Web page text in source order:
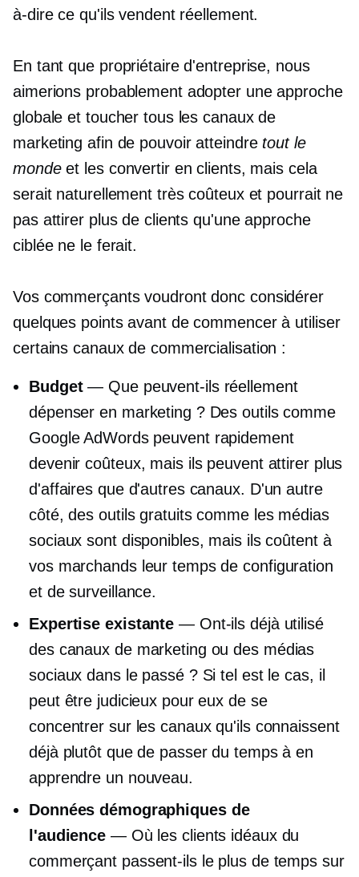
à-dire ce qu'ils vendent réellement.
En tant que propriétaire d'entreprise, nous
aimerions probablement adopter une approche
globale et toucher tous les canaux de
marketing afin de pouvoir atteindre tout le
mondeet les convertir en clients, mais cela
serait naturellement très coûteux et pourrait ne
pas attirer plus de clients qu'une approche
ciblée ne le ferait.
Vos commerçants voudront donc considérer
quelques points avant de commencer à utiliser
certains canaux de commercialisation :
Budget— Que peuvent-ils réellement
dépenser en marketing ? Des outils comme
Google AdWords peuvent rapidement
devenir coûteux, mais ils peuvent attirer plus
d'affaires que d'autres canaux. D'un autre
côté, des outils gratuits comme les médias
sociaux sont disponibles, mais ils coûtent à
vos marchands leur temps de configuration
et de surveillance.
Expertise existante — Ont-ils déjà utilisé
des canaux de marketing ou des médias
sociaux dans le passé ? Si tel est le cas, il
peut être judicieux pour eux de se
concentrer sur les canaux qu'ils connaissent
déjà plutôt que de passer du temps à en
apprendre un nouveau.
Données démographiques de
l'audience — Où les clients idéaux du
commerçant passent-ils le plus de temps sur